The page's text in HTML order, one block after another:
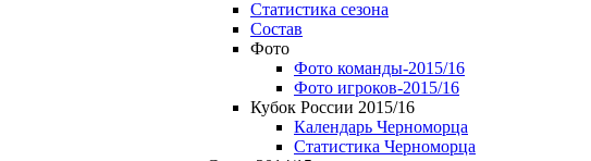
Статистика сезона
Состав
Фото
Фото команды-2015/16
Фото игроков-2015/16
Кубок России 2015/16
Календарь Черноморца
Статистика Черноморца